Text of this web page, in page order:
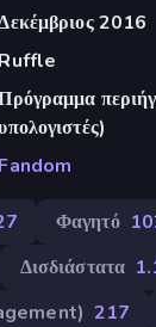
2016
Ruffle
Fandom
Φαγητό
Δισδιάστατα
217